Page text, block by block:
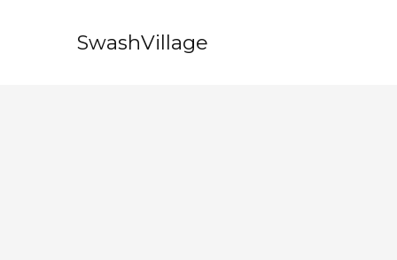
SwashVillage